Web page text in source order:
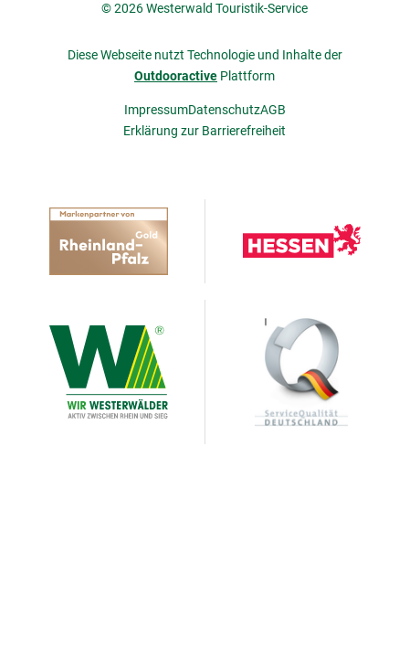
© 2026 Westerwald Touristik-Service
Diese Webseite nutzt Technologie und Inhalte der
Outdooractive Plattform
ImpressumDatenschutzAGB
Erklärung zur Barrierefreiheit